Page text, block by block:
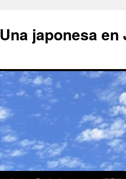
Una japonesa en